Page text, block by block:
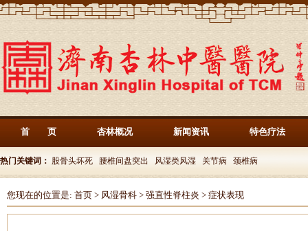
首 页 杏林概况 新闻资讯 特色疗法
热门关键词： 股骨头坏死 腰椎间盘突出 风湿类风湿 关节病 颈椎病
您现在的位置是: 首页 > 风湿骨科 > 强直性脊柱炎 > 症状表现